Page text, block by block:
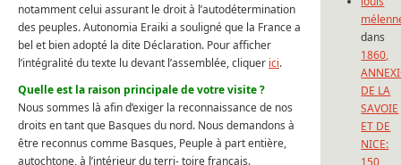
notamment celui assurant le droit à l’autodétermination
des peuples. Autonomia Eraiki a souligné que la France a
bel et bien adopté la dite Déclaration. Pour afficher
l’intégralité du texte lu devant l’assemblée, cliquer ici.
Quelle est la raison principale de votre visite ?
Nous sommes là afin d’exiger la reconnaissance de nos
droits en tant que Basques du nord. Nous demandons à
être reconnus comme Basques, Peuple à part entière,
autochtone, à l’intérieur du terri- toire français.
dans
1860,
DE LA
SAVOIE
ET DE
NICE: